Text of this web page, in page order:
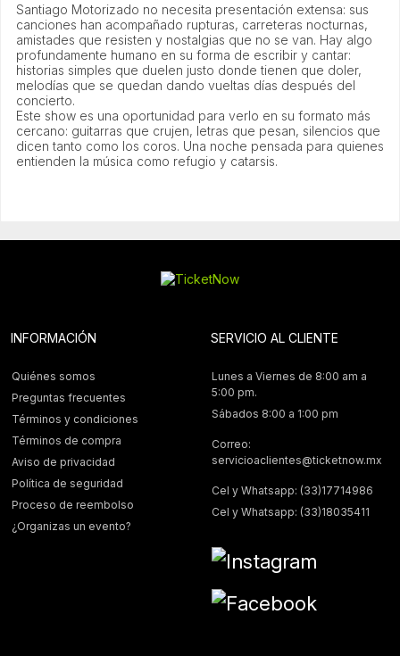
Santiago Motorizado no necesita presentación extensa: sus
canciones han acompañado rupturas, carreteras nocturnas,
amistades que resisten y nostalgias que no se van. Hay algo
profundamente humano en su forma de escribir y cantar:
historias simples que duelen justo donde tienen que doler,
melodías que se quedan dando vueltas días después del
concierto.
Este show es una oportunidad para verlo en su formato más
cercano: guitarras que crujen, letras que pesan, silencios que
dicen tanto como los coros. Una noche pensada para quienes
entienden la música como refugio y catarsis.
INFORMACIÓN
Quiénes somos
Preguntas frecuentes
Términos y condiciones
Términos de compra
Aviso de privacidad
Política de seguridad
Proceso de reembolso
¿Organizas un evento?
SERVICIO AL CLIENTE
Lunes a Viernes de 8:00 am a
5:00 pm.
Sábados 8:00 a 1:00 pm
Correo:
servicioaclientes@ticketnow.mx
Cel y Whatsapp: (33)17714986
Cel y Whatsapp: (33)18035411